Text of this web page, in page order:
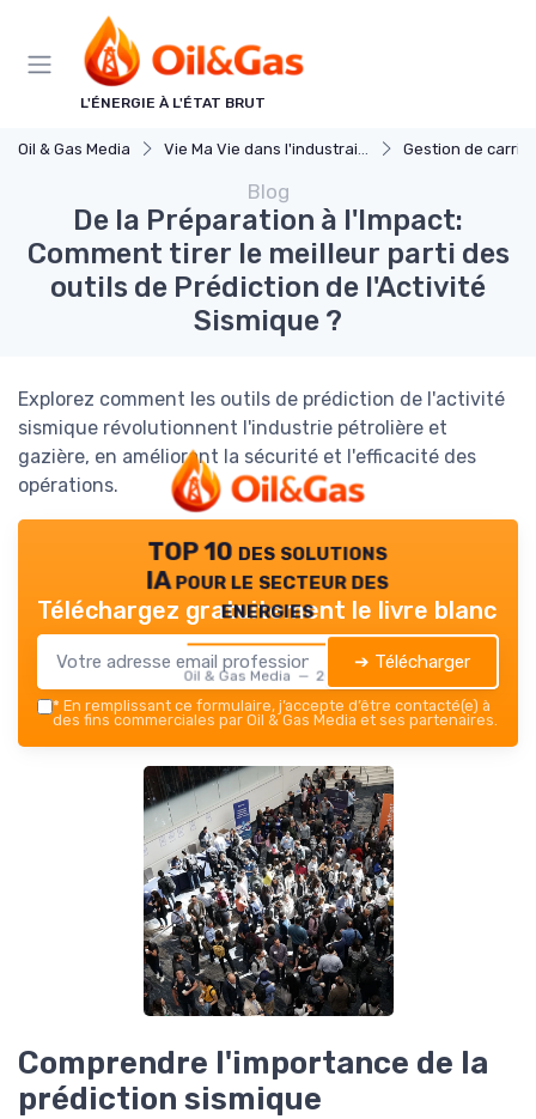
L'ÉNERGIE À L'ÉTAT BRUT
Oil & Gas Media Vie Ma Vie dans l'industraie pétrole et gaz Gestion de
Blog
De la Préparation à l'Impact:
Comment tirer le meilleur parti des
outils de Prédiction de l'Activité
Sismique ?
Explorez comment les outils de prédiction de l'activité
sismique révolutionnent l'industrie pétrolière et
gazière, en améliorant la sécurité et l'efficacité des
opérations.
TOP 10 des solutions
IA pour le secteur des
energies
Oil & Gas Media — 2026
Téléchargez gratuitement le livre blanc
➔ Télécharger
* En remplissant ce formulaire, j’accepte d’être contacté(e) à
des fins commerciales par Oil & Gas Media et ses partenaires.
Comprendre l'importance de la
prédiction sismique
Panneau de gestion des cookies